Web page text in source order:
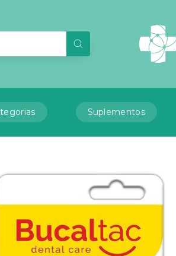
Suplementos